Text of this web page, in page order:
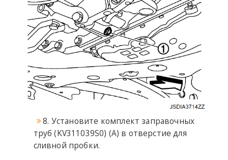
8. Установите комплект заправочных
труб (KV311039S0) (A) в отверстие для
сливной пробки.